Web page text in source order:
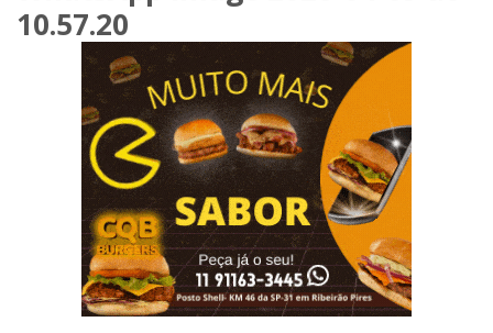
10.57.20